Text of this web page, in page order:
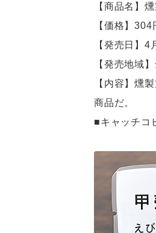
【商品名】
【価格】304
【発売日】4
【発売地域
【内容】燻
商品だ。
■キャッチコ